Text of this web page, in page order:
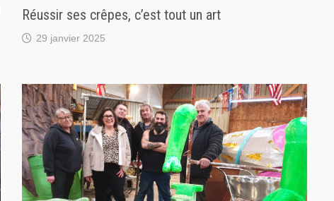
Réussir ses crêpes, c’est tout un art
29 janvier 2025